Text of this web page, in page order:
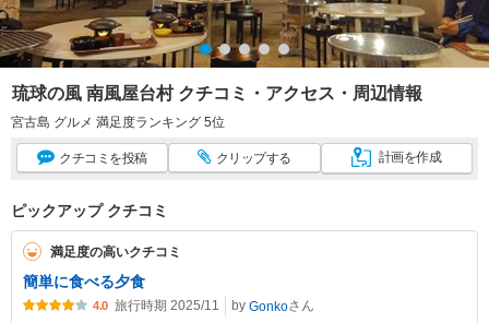
琉球の風 南風屋台村 クチコミ・アクセス・周辺情報
宮古島 グルメ 満足度ランキング 5位
クチコミ を投稿 クリップする 計画を作成
ピックアップ クチコミ
満足度の高いクチコミ
簡単に食べる夕食
4.0 旅行時期 2025/11 by Gonkoさん